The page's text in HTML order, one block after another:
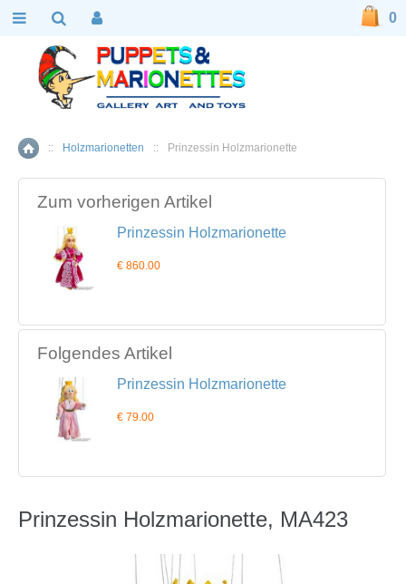
Home
:: Holzmarionetten :: Prinzessin Holzmarionette
Zum vorherigen Artikel
Prinzessin Holzmarionette
€ 860.00
Folgendes Artikel
Prinzessin Holzmarionette
€ 79.00
Prinzessin Holzmarionette, MA423
0